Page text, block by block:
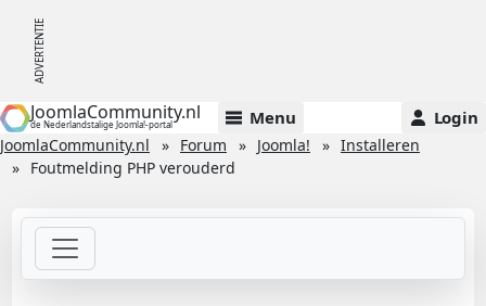
JoomlaCommunity.nl
de Nederlandstalige Joomla!-portal Menu Login
JoomlaCommunity.nl Forum Joomla!
Installeren
Foutmelding PHP verouderd